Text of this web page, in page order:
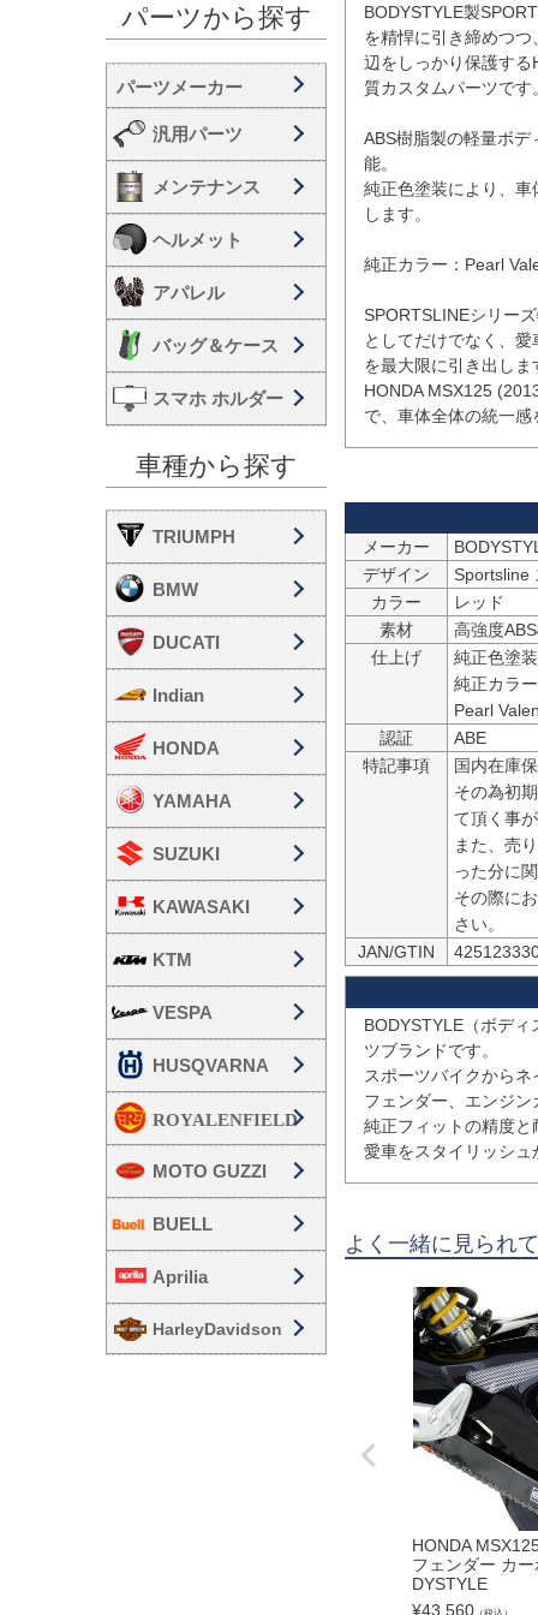
パーツから探す
汎用パーツ
メンテナンス
ヘルメット
アパレル
バッグ＆ケース
スマホ ホルダー
車種から探す
TRIUMPH
BMW
DUCATI
Indian
HONDA
YAMAHA
SUZUKI
KAWASAKI
KTM
VESPA
HUSQVARNA
MOTO GUZZI
BUELL
Aprilia
HarleyDavidson
BODYSTYLE製
を精悍に引き締めつ
辺をしっかり保護す
質カスタムパーツです。
ABS樹脂製の軽量ボ
能。
純正色塗装により、
します。
純正カラー：Pearl
SPORTSLINEシリー
としてだけでなく、
を最大限に引き出しま
HONDA MSX125
で、車体全体の統一感
メーカー
デザイン
Sportsline
カラー
レッド
素材
高強度
仕上げ
純正色塗
純正カラー
Pearl
認証
ABE
特記事項
国内在庫
その為初
て頂く事
また、売
った分に
その際に
さい。
JAN/GTIN
BODYSTYLE（ボデ
ツブランドです。
スポーツバイクから
フェンダー、エンジン
純正フィットの精度と
愛車をスタイリッシュ
よく一緒に見られ
HONDA
フェンダー カ
DYSTYLE
¥43,560 （税込）